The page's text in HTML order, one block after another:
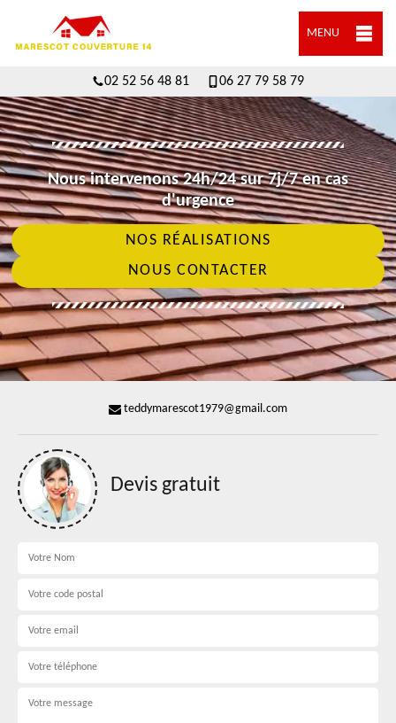
MENU
02 52 56 48 81 06 27 79 58 79
Nous intervenons 24h/24 sur 7j/7 en cas
d'urgence
NOS RÉALISATIONS
NOUS CONTACTER
teddymarescot1979@gmail.com
Devis gratuit